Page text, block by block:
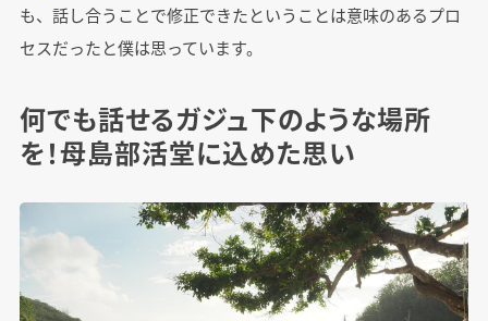
も、話し合うことで修正できたということは意味のあるプロ
セスだったと僕は思っています。
何でも話せるガジュ下のような場所
を！母島部活堂に込めた思い